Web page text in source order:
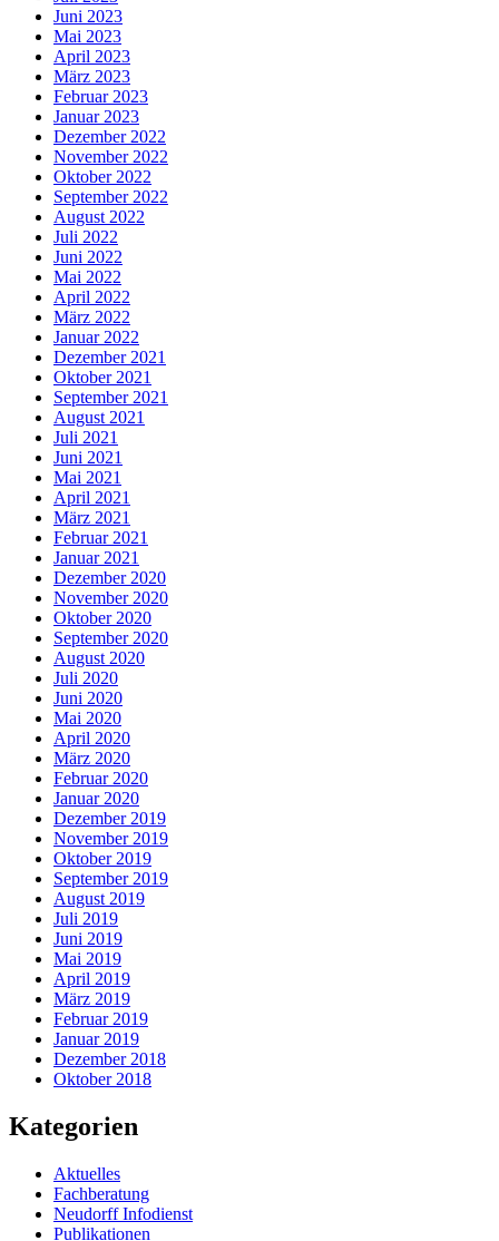
Juni 2023
Mai 2023
April 2023
März 2023
Februar 2023
Januar 2023
Dezember 2022
November 2022
Oktober 2022
September 2022
August 2022
Juli 2022
Juni 2022
Mai 2022
April 2022
März 2022
Januar 2022
Dezember 2021
Oktober 2021
September 2021
August 2021
Juli 2021
Juni 2021
Mai 2021
April 2021
März 2021
Februar 2021
Januar 2021
Dezember 2020
November 2020
Oktober 2020
September 2020
August 2020
Juli 2020
Juni 2020
Mai 2020
April 2020
März 2020
Februar 2020
Januar 2020
Dezember 2019
November 2019
Oktober 2019
September 2019
August 2019
Juli 2019
Juni 2019
Mai 2019
April 2019
März 2019
Februar 2019
Januar 2019
Dezember 2018
Oktober 2018
Kategorien
Aktuelles
Fachberatung
Neudorff Infodienst
Publikationen